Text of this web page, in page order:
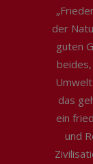
der
guten
das
ein
und